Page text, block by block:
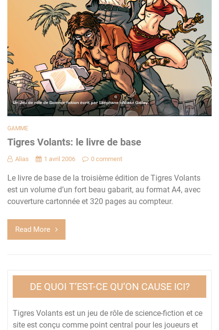
GAMME
Tigres Volants: le livre de base
Alias 1 avril 2006 0 comment
Le livre de base de la troisième édition de Tigres Volants
est un volume d’un fort beau gabarit, au format A4, avec
couverture cartonnée et 320 pages au compteur.
Read More
DE QUOI T’EST-CE QU’ON CAUSE ICI?
Tigres Volants est un jeu de rôle de science-fiction et ce
site est conçu comme point central pour les joueurs et